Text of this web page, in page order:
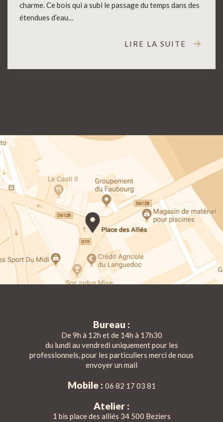
charme. Ce bois qui a subi le passage du temps dans des
étendues d’eau…
LIRE LA SUITE
Bureau :
De 9h à 12h et de 14h à 17h30
du lundi au vendredi uniquement pour les
professionnels, pour les particuliers merci de nous
envoyer un mail
Mobile : 06 82 17 03 81
Atelier :
1 bis place des alliés 34 500 Beziers